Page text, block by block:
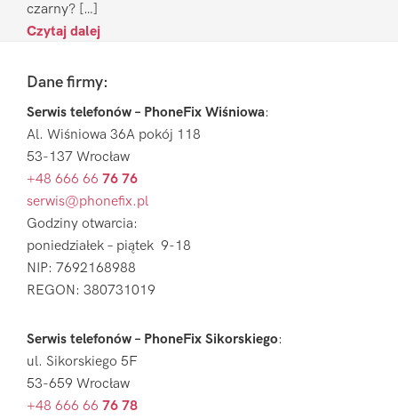
czarny? […]
Czytaj dalej
FooterDane firmy:
Serwis telefonów – PhoneFix Wiśniowa:
Al. Wiśniowa 36A pokój 118
53-137 Wrocław
+48 666 66 76 76
serwis@phonefix.pl
Godziny otwarcia:
poniedziałek – piątek 9-18
NIP: 7692168988
REGON: 380731019
Serwis telefonów – PhoneFix Sikorskiego:
ul. Sikorskiego 5F
53-659 Wrocław
+48 666 66 76 78